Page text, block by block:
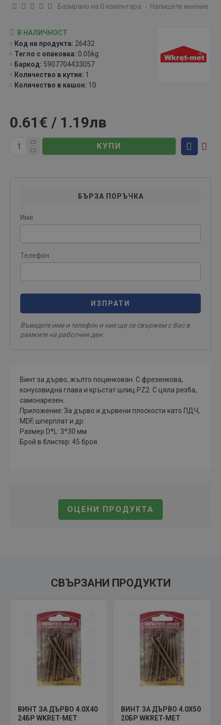
В НАЛИЧНОСТ
Код на продукта: 26432
Тегло с опаковка: 0.05kg
Баркод: 5907704433057
Количество в кашон: 10
Количество в кутия: 1
Базирано на 0 коментара. - Напишете мнение
0.61€ / 1.19лв
КУПИ
БЪРЗА ПОРЪЧКА
Име
Телефон
ИЗПРАТИ
Въведете име и телефон и ние ще се свържем с Вас в
рамките на работния ден.
ОЦЕНИ ПРОДУКТА
Винт за дърво, жълто поцинкован. С фрезенкова,
конусовидна глава и кръстат шлиц PZ2. С цяла резба,
самонарезен.
Приложение: За дърво и дървени плоскости като ПДЧ,
MDF, шперплат и др.
Размер D*L: 3*30 мм
Брой в блистер: 45 броя
СВЪРЗАНИ ПРОДУКТИ
ВИНТ ЗА ДЪРВО 4.0X40
24БР WKRET-MET
ВИНТ ЗА ДЪРВО 4.0X50
20БР WKRET-MET